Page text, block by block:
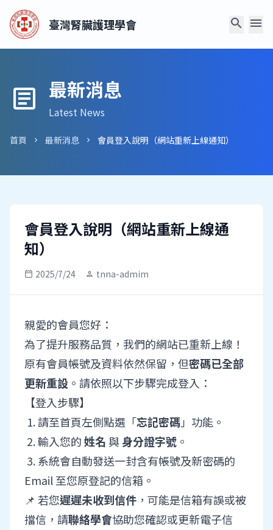
臺灣腎臟護理學會 search menu
article 最新消息
Latest News
首頁 chevron_right 最新消息 chevron_right 會員登入說明（網站重新上線通知）
會員登入說明（網站重新上線通
知）
calendar_today 2025/7/24 person tnna-admim
親愛的會員您好：
為了提升服務品質，我們的網站已重新上線！
原有會員帳號及資料依然保留，但密碼已全部
更新重設 。請依照以下步驟完成登入：
【登入步驟】
1. 請至首頁左側點選「忘記密碼」功能。
2. 輸入您的姓名與身分證字號 。
3. 系統會自動發送一封含有帳號及新密碼的
Email 至您原登記的信箱。
📌 若您遲遲未收到信件 ，可能是信箱有誤或被
擋信，請聯絡學會協助您確認或更新電子信